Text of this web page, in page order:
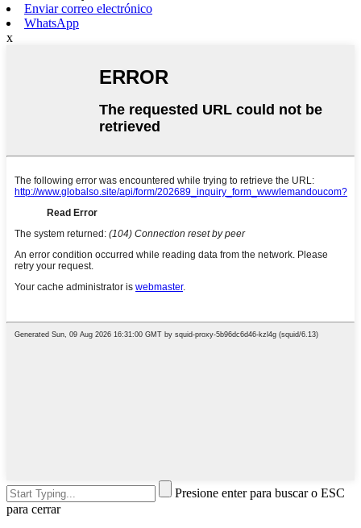
Enviar correo electrónico
WhatsApp
x
Presione enter para buscar o ESC
para cerrar